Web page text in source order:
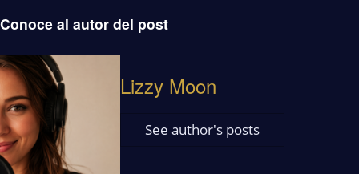
Conoce al autor del post
Lizzy Moon
See author's posts